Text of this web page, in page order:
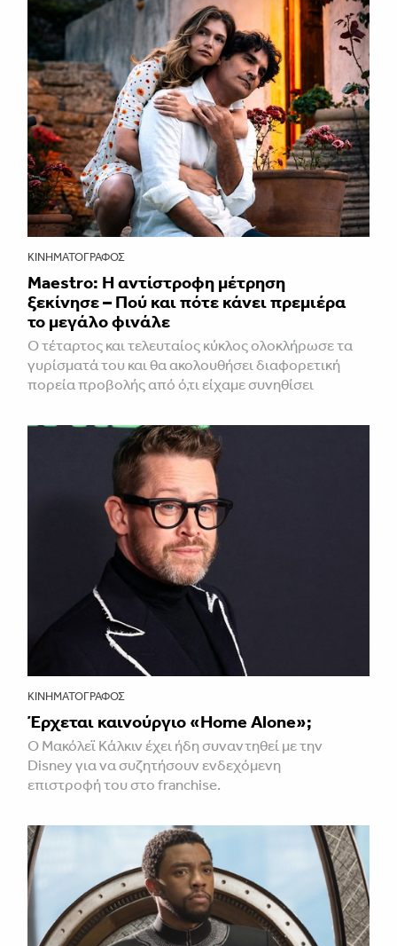
ΚΙΝΗΜΑΤΟΓΡΆΦΟΣ
Maestro: Η αντίστροφη μέτρηση
ξεκίνησε – Πού και πότε κάνει πρεμιέρα
το μεγάλο φινάλε
Ο τέταρτος και τελευταίος κύκλος ολοκλήρωσε τα
γυρίσματά του και θα ακολουθήσει διαφορετική
πορεία προβολής από ό,τι είχαμε συνηθίσει
ΚΙΝΗΜΑΤΟΓΡΆΦΟΣ
Έρχεται καινούργιο «Home Alone»;
Ο Μακόλεϊ Κάλκιν έχει ήδη συναντηθεί με την
Disney για να συζητήσουν ενδεχόμενη
επιστροφή του στο franchise.